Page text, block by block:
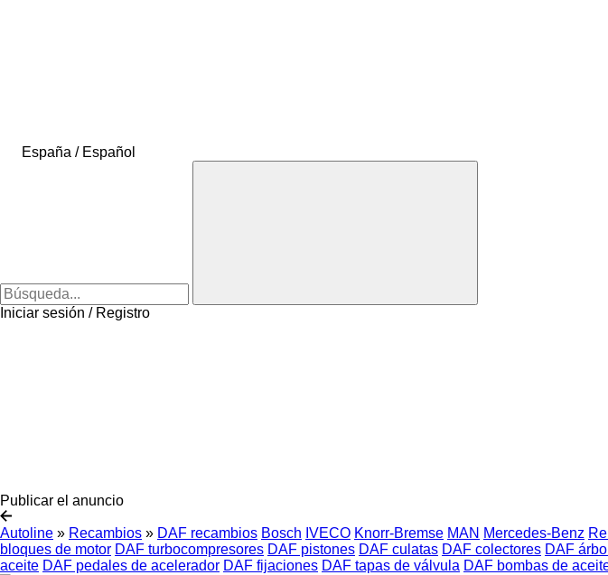
España / Español
Iniciar sesión / Registro
Publicar el anuncio
Autoline » Recambios » DAF recambios Bosch IVECO Knorr-Bremse MAN Mercedes-Benz
bloques de motor DAF turbocompresores DAF pistones DAF culatas DAF colectores DAF
aceite DAF pedales de acelerador DAF fijaciones DAF tapas de válvula DAF bombas de